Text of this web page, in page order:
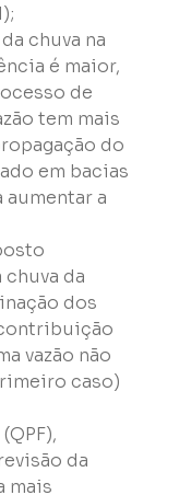
chuva na
é maior,
de
tem mais
do
em bacias
a
da
dos
vazão não
caso)
da
mais